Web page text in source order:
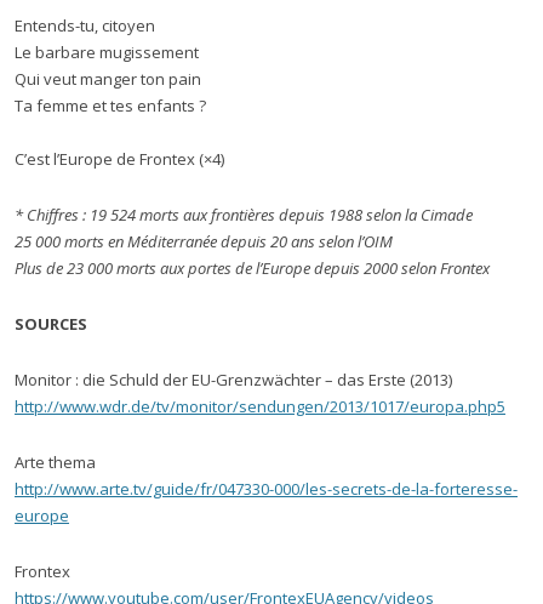
Entends-tu, citoyen
Le barbare mugissement
Qui veut manger ton pain
Ta femme et tes enfants ?
C’est l’Europe de Frontex (×4)
* Chiffres : 19 524 morts aux frontières depuis 1988 selon la Cimade
25 000 morts en Méditerranée depuis 20 ans selon l’OIM
Plus de 23 000 morts aux portes de l’Europe depuis 2000 selon Frontex
SOURCES
Monitor : die Schuld der EU-Grenzwächter – das Erste (2013)
http://www.wdr.de/tv/monitor/sendungen/2013/1017/europa.php5
Arte thema
http://www.arte.tv/guide/fr/047330-000/les-secrets-de-la-forteresse-
europe
Frontex
https://www.youtube.com/user/FrontexEUAgency/videos